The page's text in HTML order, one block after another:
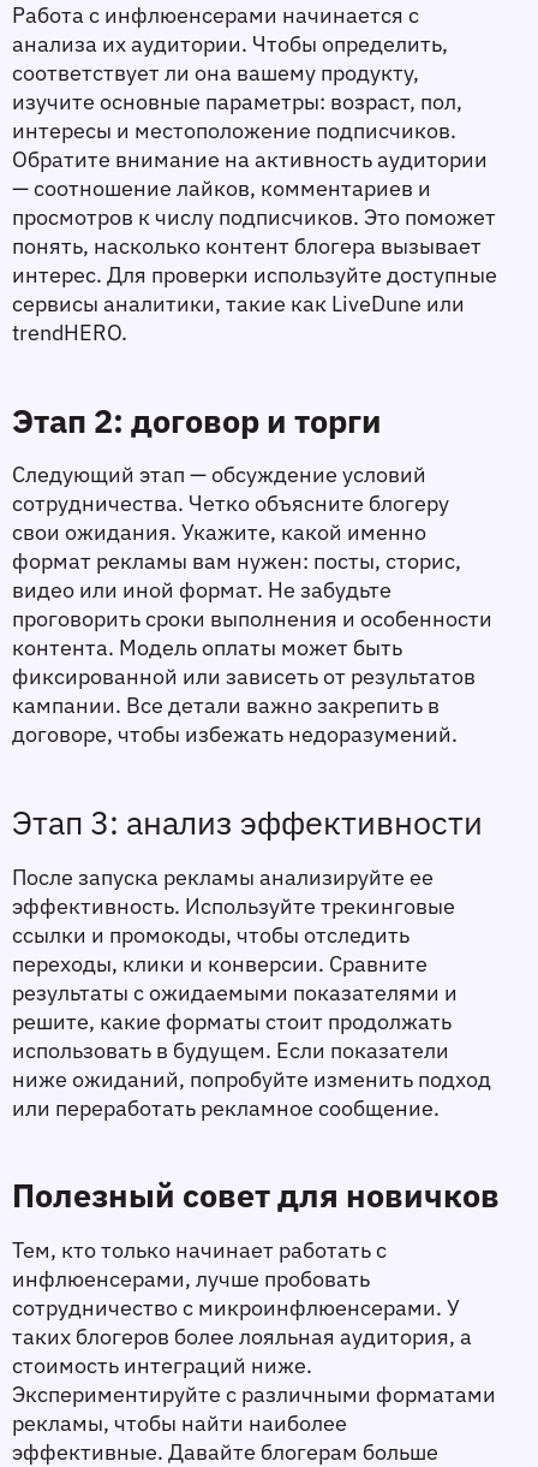
Работа с инфлюенсерами начинается с
анализа их аудитории. Чтобы определить,
соответствует ли она вашему продукту,
изучите основные параметры: возраст, пол,
интересы и местоположение подписчиков.
Обратите внимание на активность аудитории
— соотношение лайков, комментариев и
просмотров к числу подписчиков. Это поможет
понять, насколько контент блогера вызывает
интерес. Для проверки используйте доступные
сервисы аналитики, такие как LiveDune или
trendHERO.
Этап 2: договор и торги
Следующий этап — обсуждение условий
сотрудничества. Четко объясните блогеру
свои ожидания. Укажите, какой именно
формат рекламы вам нужен: посты, сторис,
видео или иной формат. Не забудьте
проговорить сроки выполнения и особенности
контента. Модель оплаты может быть
фиксированной или зависеть от результатов
кампании. Все детали важно закрепить в
договоре, чтобы избежать недоразумений.
Этап 3: анализ эффективности
После запуска рекламы анализируйте ее
эффективность. Используйте трекинговые
ссылки и промокоды, чтобы отследить
переходы, клики и конверсии. Сравните
результаты с ожидаемыми показателями и
решите, какие форматы стоит продолжать
использовать в будущем. Если показатели
ниже ожиданий, попробуйте изменить подход
или переработать рекламное сообщение.
Полезный совет для новичков
Тем, кто только начинает работать с
инфлюенсерами, лучше пробовать
сотрудничество с микроинфлюенсерами. У
таких блогеров более лояльная аудитория, а
стоимость интеграций ниже.
Экспериментируйте с различными форматами
рекламы, чтобы найти наиболее
эффективные. Давайте блогерам больше